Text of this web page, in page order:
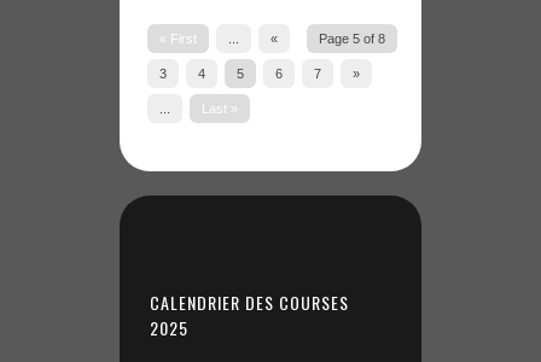
Page 5 of 8
« First «
3 4 5 6 7 »
Last »
CALENDRIER DES COURSES
2025